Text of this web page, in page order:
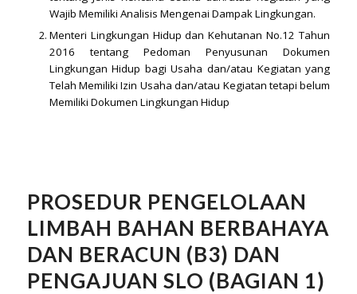
Wajib Memiliki Analisis Mengenai Dampak Lingkungan.
Menteri Lingkungan Hidup dan Kehutanan No.12 Tahun
2016 tentang Pedoman Penyusunan Dokumen
Lingkungan Hidup bagi Usaha dan/atau Kegiatan yang
Telah Memiliki Izin Usaha dan/atau Kegiatan tetapi belum
Memiliki Dokumen Lingkungan Hidup
PROSEDUR PENGELOLAAN
LIMBAH BAHAN BERBAHAYA
DAN BERACUN (B3) DAN
PENGAJUAN SLO (BAGIAN 1)